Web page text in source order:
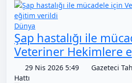
Dünya
Şap hastalığı ile
Veteriner Hekimlere
29 Nis 2026 5:49
Gazeteci
Hattı